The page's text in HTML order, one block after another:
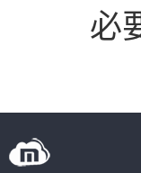
必